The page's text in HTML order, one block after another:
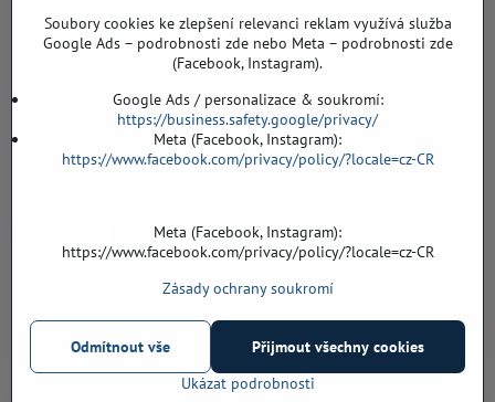
podlahyALFA​@seznam​.cz
©2026CopyrightPředvolby soukromíZásady ochrany soukromí
Vytvořeno systémem:ByznysWeb.cz
Soubory cookies ke zlepšení relevanci reklam využívá služba
Google Ads – podrobnosti zde nebo Meta – podrobnosti zde
(Facebook, Instagram).
Google Ads / personalizace & soukromí:
https://business.safety.google/privacy/
Meta (Facebook, Instagram):
https://www.facebook.com/privacy/policy/?locale=cz-CR
Meta (Facebook, Instagram):
https://www.facebook.com/privacy/policy/?locale=cz-CR
Zásady ochrany soukromí
Ukázat podrobnosti
Přijmout všechny cookies
Odmítnout vše